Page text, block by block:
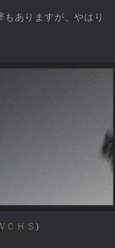
ありますが、やはり
ＣＨＳ)